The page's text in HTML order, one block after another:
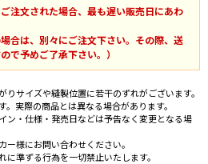
注文された場合、最も遅い販売日にあわ
合は、別々にご注文下さい。その際、送
で予めご了承下さい。）
サイズや縫製位置に若干のずれがございます。
実際の商品とは異なる場合があります。
ン・仕様・発売日などは予告なく変更となる場
様にお問い合わせください。
準ずる行為を一切禁止いたします。